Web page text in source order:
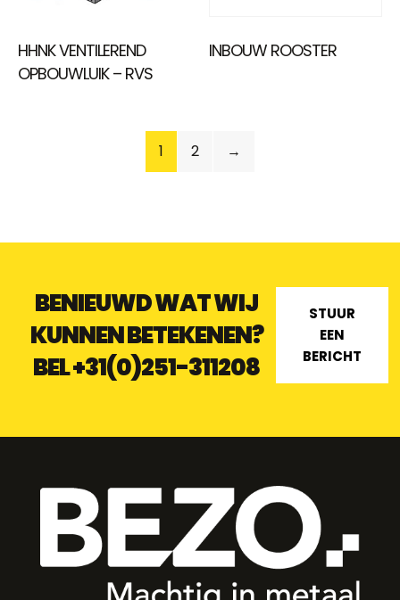
HHNK VENTILEREND
OPBOUWLUIK – RVS
INBOUW ROOSTER
1 2 →
BENIEUWD WAT WIJ
KUNNEN BETEKENEN?
BEL+31(0)251-311208
STUUR
EEN
BERICHT